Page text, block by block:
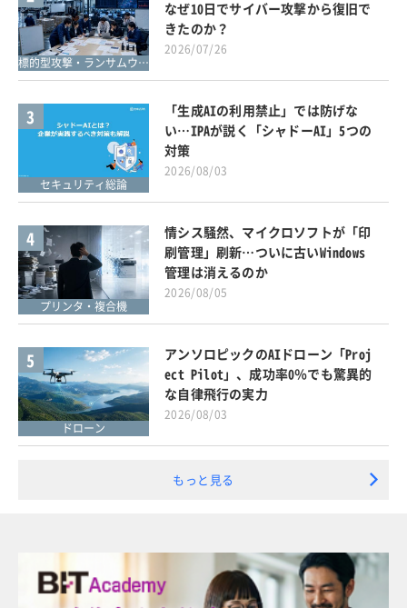
標的型攻撃・ランサムウェア対策
なぜ10日でサイバー攻撃から復旧で
きたのか？
2026/07/26
3
セキュリティ総論
「生成AIの利用禁止」では防げな
い…IPAが説く「シャドーAI」5つの
対策
2026/08/03
4
プリンタ・複合機
情シス騒然、マイクロソフトが「印
刷管理」刷新…ついに古いWindows
管理は消えるのか
2026/08/05
5
ドローン
アンソロピックのAIドローン「Proj
ect Pilot」、成功率0％でも驚異的
な自律飛行の実力
2026/08/03
もっと見る